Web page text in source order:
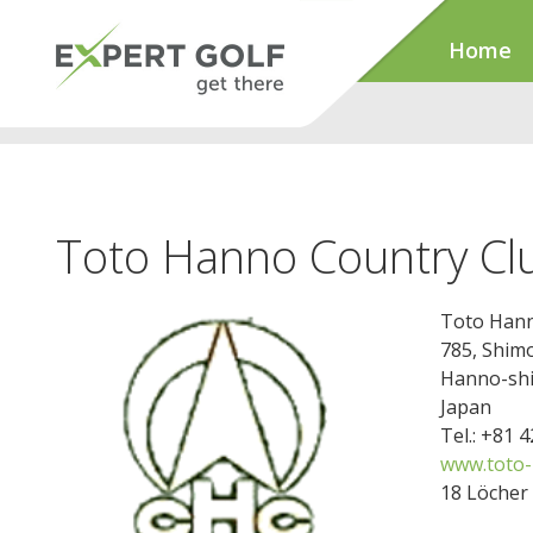
Home
Toto Hanno Country
Toto
785,
Hanno-
Japan
Tel.: +81
18 Löcher